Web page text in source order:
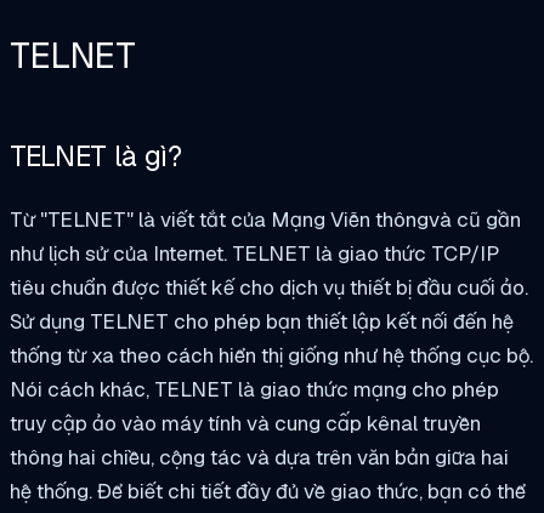
TELNET
TELNET là gì?
Từ "TELNET" là viết tắt của Mạng Viễn thôngvà cũ gần
như lịch sử của Internet. TELNET là giao thức TCP/IP
tiêu chuẩn được thiết kế cho dịch vụ thiết bị đầu cuối ảo.
Sử dụng TELNET cho phép bạn thiết lập kết nối đến hệ
thống từ xa theo cách hiển thị giống như hệ thống cục bộ.
Nói cách khác, TELNET là giao thức mạng cho phép
truy cập ảo vào máy tính và cung cấp kênal truyền
thông hai chiều, cộng tác và dựa trên văn bản giữa hai
hệ thống. Để biết chi tiết đầy đủ về giao thức, bạn có thể